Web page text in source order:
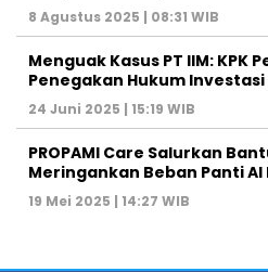
8 Agustus 2025 | 08:31 WIB
Menguak Kasus PT IIM: KPK
Penegakan Hukum
24 Juni 2025 | 15:19 WIB
PROPAMI Care Salurkan
Meringankan Beban Panti Al
19 Mei 2025 | 14:27 WIB